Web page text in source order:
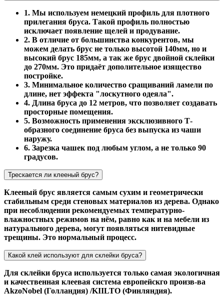
1. Мы используем немецкий профиль для плотного
прилегания бруса. Такой профиль полностью
исключает появление щелей и продувание.
2. В отличие от большинства конкурентов, мы
можем делать брус не только высотой 140мм, но и
высокий брус 185мм, а так же брус двойной склейки
до 270мм. Это придаёт дополительное изящество
постройке.
3. Минимальное количество сращиваний ламели по
длине, нет эффекта "лоскутного одеяла".
4. Длина бруса до 12 метров, что позволяет создавать
просторные помещения.
5. Возможность применения эксклюзивного Т-
образного соединение бруса без выпуска из чаши
наружу.
6. Зарезка чашек под любым углом, а не только 90
градусов.
Трескается ли клееный брус?
Клееный брус является самым сухим и геометрически
стабильным среди стеновых материалов из дерева. Однако
при несоблюдении рекомендуемых температурно-
влажностных режимов на нём, равно как и на мебели из
натурального дерева, могут появляться нитевидные
трещины. Это нормальный процесс.
Какой клей используют для склейки бруса?
Для склейки бруса используется только самая экологичная
и качественная клеевая система европейскго произв-ва
AkzoNobel (Голландия) /KIILTO (Финляндия).